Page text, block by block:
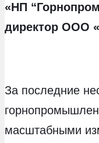
«НП
директор ООО
За последние
масштабными